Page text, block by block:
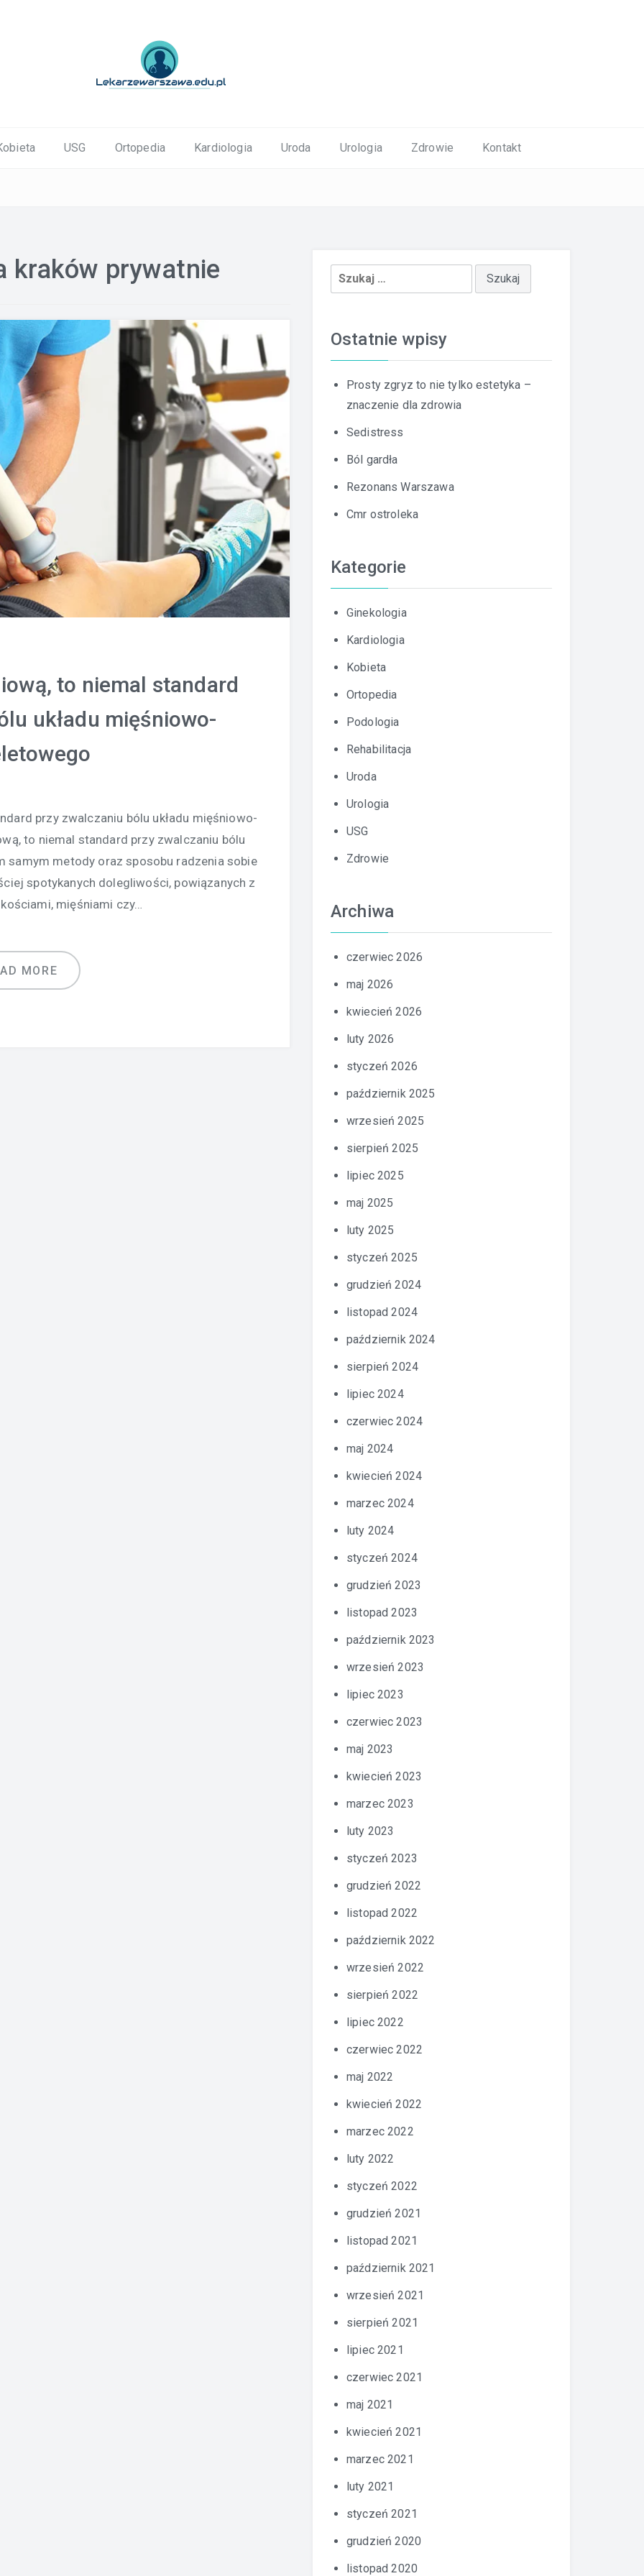
USG Ortopedia Kardiologia Uroda Urologia Zdrowie Kontakt
kraków prywatnie
to niemal standard
układu mięśniowo-
przy zwalczaniu bólu układu mięśniowo-
to niemal standard przy zwalczaniu bólu
samym metody oraz sposobu radzenia sobie
spotykanych dolegliwości, powiązanych z
mięśniami czy…
MORE
Szukaj:
Ostatnie wpisy
Prosty zgryz to nie tylko estetyka –
znaczenie dla zdrowia
Sedistress
Ból gardła
Rezonans Warszawa
Cmr ostroleka
Kategorie
Ginekologia
Kardiologia
Kobieta
Ortopedia
Podologia
Rehabilitacja
Uroda
Urologia
USG
Zdrowie
Archiwa
czerwiec 2026
maj 2026
kwiecień 2026
luty 2026
styczeń 2026
październik 2025
wrzesień 2025
sierpień 2025
lipiec 2025
maj 2025
luty 2025
styczeń 2025
grudzień 2024
listopad 2024
październik 2024
sierpień 2024
lipiec 2024
czerwiec 2024
maj 2024
kwiecień 2024
marzec 2024
luty 2024
styczeń 2024
grudzień 2023
listopad 2023
październik 2023
wrzesień 2023
lipiec 2023
czerwiec 2023
maj 2023
kwiecień 2023
marzec 2023
luty 2023
styczeń 2023
grudzień 2022
listopad 2022
październik 2022
wrzesień 2022
sierpień 2022
lipiec 2022
czerwiec 2022
maj 2022
kwiecień 2022
marzec 2022
luty 2022
styczeń 2022
grudzień 2021
listopad 2021
październik 2021
wrzesień 2021
sierpień 2021
lipiec 2021
czerwiec 2021
maj 2021
kwiecień 2021
marzec 2021
luty 2021
styczeń 2021
grudzień 2020
listopad 2020